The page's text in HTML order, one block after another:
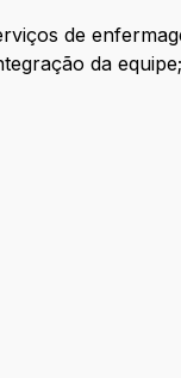
de
da equipe;